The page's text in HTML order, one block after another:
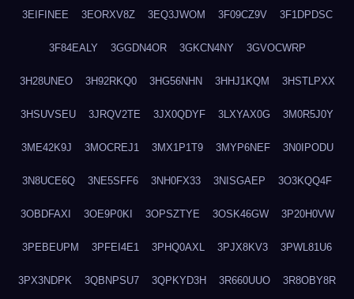
3EIFINEE 3EORXV8Z 3EQ3JWOM 3F09CZ9V 3F1DPDSC
3F84EALY 3GGDN4OR 3GKCN4NY 3GVOCWRP
3H28UNEO 3H92RKQ0 3HG56NHN 3HHJ1KQM 3HSTLPXX
3HSUVSEU 3JRQV2TE 3JX0QDYF 3LXYAX0G 3M0R5J0Y
3ME42K9J 3MOCREJ1 3MX1P1T9 3MYP6NEF 3N0IPODU
3N8UCE6Q 3NE5SFF6 3NH0FX33 3NISGAEP 3O3KQQ4F
3OBDFAXI 3OE9P0KI 3OPSZTYE 3OSK46GW 3P20H0VW
3PEBEUPM 3PFEI4E1 3PHQ0AXL 3PJX8KV3 3PWL81U6
3PX3NDPK 3QBNPSU7 3QPKYD3H 3R660UUO 3R8OBY8R